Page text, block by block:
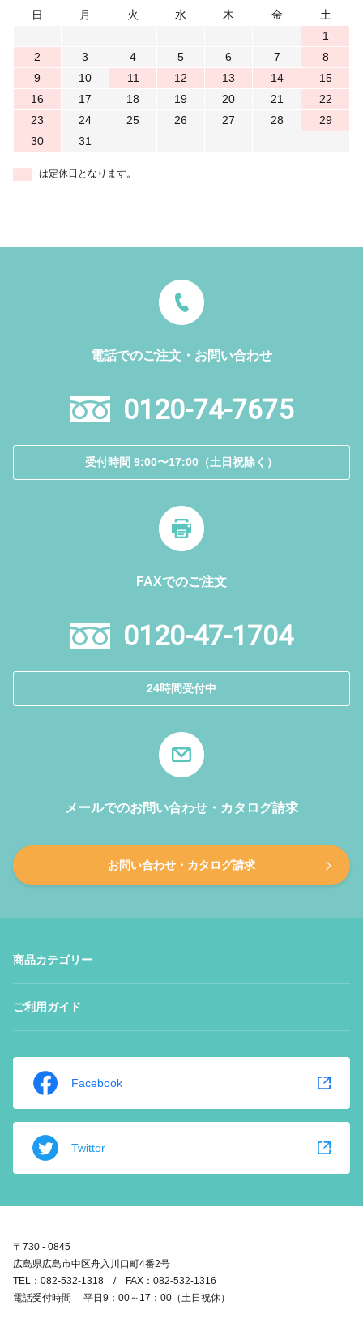
日
月 火 水 木 金
土
1
2
3 4 5 6 7
8
9
10 11 12 13 14
15
16
17 18 19 20 21
22
23
24 25 26 27 28
29
30
31
は定休日となります。
電話でのご注文・お問い合わせ
0120-74-7675
受付時間 9:00〜17:00（土日祝除く）
FAXでのご注文
0120-47-1704
24時間受付中
メールでのお問い合わせ・カタログ請求
お問い合わせ・カタログ請求
商品カテゴリー
ご利用ガイド
Facebook
Twitter
〒730 - 0845
広島県広島市中区舟入川口町4番2号
TEL：082-532-1318 / FAX：082-532-1316
電話受付時間 平日9：00～17：00（土日祝休）